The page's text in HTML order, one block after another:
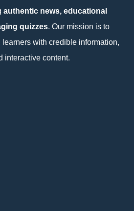
authentic news, educational
quizzes. Our mission is to
with credible information,
interactive content.